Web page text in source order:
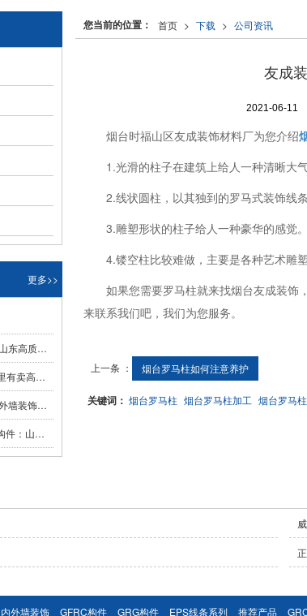
您当前的位置： 首页 > 下载 > 公司资讯
友成
2021-06-11
烟台时福山区友成装饰材料厂为您介绍
1.光滑的柱子在建筑上给人一种清晰大
2.线状圆柱，以其独到的罗马式装饰线
3.雕塑形状的柱子给人一种豪华的感觉
4.镂空柱比较难做，主要是各种艺术雕
如果您需要罗马柱就来找烟台友成装饰
来联系我们吧，我们为您服务。
上一条 ： 烟台罗马柱如何注意养护
关键词： 烟台罗马柱 烟台罗马柱加工 烟台罗马
更多>>
山东GRC构件哪里有，供应山东高质量的山东GRC构件
烟台GFRC构件厂家推荐|哪里有卖高质量烟台GFRC构件
潍坊内外墙装饰 新品山东内外墙装饰厂家
烟台地区品质好的山东EPS构件：山东EPS构件价格范围
内外墙装饰 GFRC构件 GRG构件 EPS线条系列 推荐产品